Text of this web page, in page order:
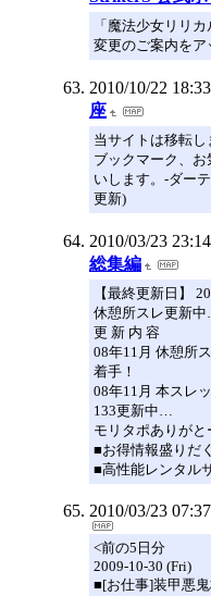
「魔法少女リリ
変更のご案内をア
2010/10/22
座
当サイトは移転し
ブックマーク、
いします。-ダー
更新)
2010/03/23
総集編
【最終更新日】
休憩所スレ更新
更 新 内 容
08年11月 休憩所
着手！
08年11月 本スレ
133更新中…
モリタポありが
■お得情報盛りだ
■高性能レンタル
2010/03/23
<前の5日分
2009-10-30 (Fri)
■[お仕事]装甲悪